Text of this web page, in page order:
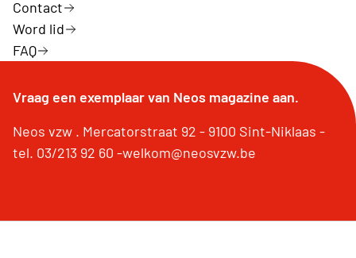
Contact
Word lid
FAQ
Vraag een exemplaar van Neos magazine aan.
Neos vzw . Mercatorstraat 92 - 9100 Sint-Niklaas -
tel. 03/213 92 60 -welkom@neosvzw.be